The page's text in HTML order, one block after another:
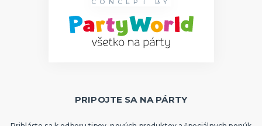
PRIPOJTE SA NA PÁRTY